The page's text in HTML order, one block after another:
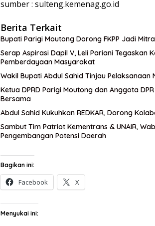
sumber : sulteng.kemenag.go.id
Berita Terkait
Bupati Parigi Moutong Dorong FKPP Jadi
Serap Aspirasi Dapil V, Leli Pariani
Pemberdayaan Masyarakat
Wakil Bupati Abdul Sahid Tinjau Pelaksanaan
Ketua DPRD Parigi Moutong dan Anggota
Bersama
Abdul Sahid Kukuhkan REDKAR, Dorong
Sambut Tim Patriot Kementrans & UNAIR,
Pengembangan Potensi Daerah
Bagikan ini:
Facebook X
Menyukai ini: